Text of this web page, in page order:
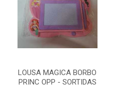
LOUSA MAGICA BORBO
PRINC OPP - SORTIDAS